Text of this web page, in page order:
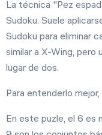
La técnica "Pez
Sudoku. Suele
Sudoku para eliminar
similar a X-Wing,
lugar de dos.
Para entenderlo
En este puzle, el 6 es